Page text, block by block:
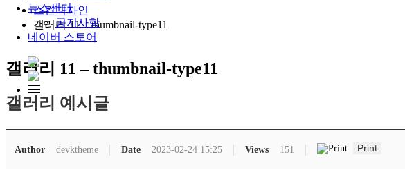
뉴스센터
공지사항
네이버 스토어
스킨디자인
갤러리 11 – thumbnail-type11
갤러리 11 – thumbnail-type11
갤러리 예시글
Author devktheme Date 2023-02-24 15:25 Views 151 Print